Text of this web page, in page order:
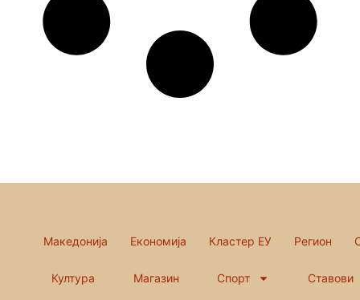
Македонија Економија Кластер ЕУ Регион
Култура Магазин Спорт Ставови